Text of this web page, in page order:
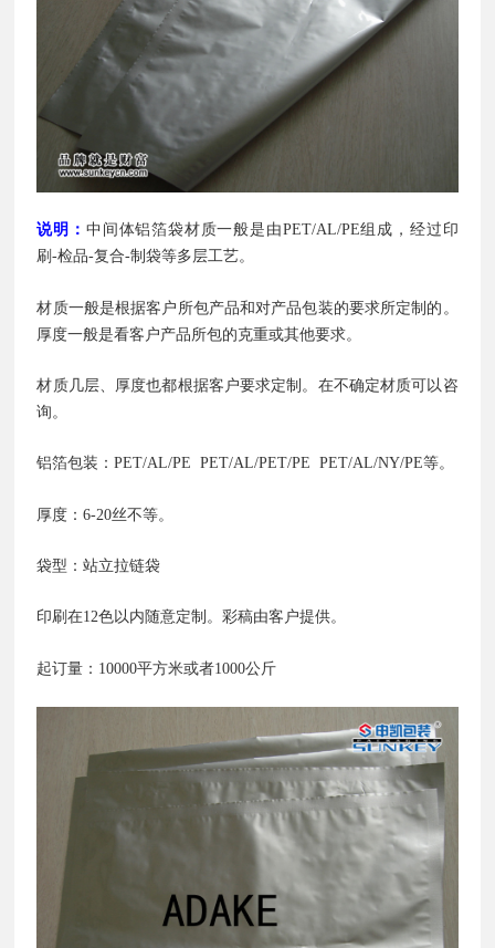
说明： 中间体铝箔袋材质一般是由PET/AL/PE组成，经过印
刷-检品-复合-制袋等多层工艺。
材质一般是根据客户所包产品和对产品包装的要求所定制的。
厚度一般是看客户产品所包的克重或其他要求。
材质几层、厚度也都根据客户要求定制。在不确定材质可以咨
询。
铝箔包装：PET/AL/PE PET/AL/PET/PE PET/AL/NY/PE等。
厚度：6-20丝不等。
袋型：站立拉链袋
印刷在12色以内随意定制。彩稿由客户提供。
起订量：10000平方米或者1000公斤